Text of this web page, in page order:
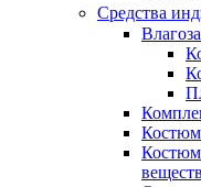
Средства
веществ